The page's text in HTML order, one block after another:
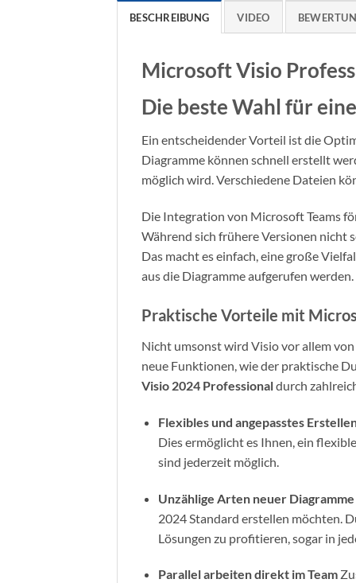
BESCHREIBUNG VIDEO
Microsoft Visio
Die beste Wahl für
Ein entscheidender Vorteil ist die
Diagramme können schnell erstellt
möglich wird. Verschiedene Dateien
Die Integration von Microsoft Teams
Während sich frühere Versionen nicht
Das macht es einfach, eine große
aus die Diagramme aufgerufen werden.
Praktische Vorteile mit
Nicht umsonst wird Visio vor allem
neue Funktionen, wie der praktische
Visio 2024 Professionaldurch
Flexibles und angepasstes
Dies ermöglicht es Ihnen, ein
sind jederzeit möglich.
Unzählige Arten neuer Diagramme
2024 Standard erstellen möchten.
Lösungen zu profitieren, sogar in
Parallel arbeiten direkt im Team